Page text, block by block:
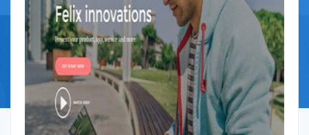
قالب-دروپال
قالب-Shopify
قالب-whmcs
افزونه-وردپرس